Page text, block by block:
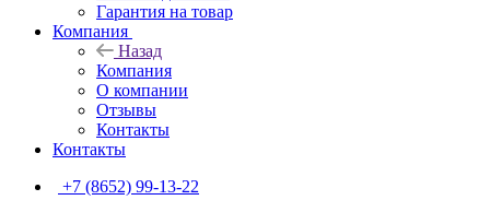
Гарантия на товар
Компания
Назад
Компания
О компании
Отзывы
Контакты
Контакты
+7 (8652) 99-13-22